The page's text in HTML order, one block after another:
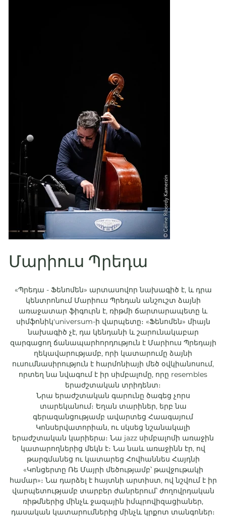
Մարիուս Պրեդա
«Պրեդա - Ֆենոմեն» արտասովոր նախագիծ է, և դրա
կենտրոնում Մարիուս Պրեդան անշուշտ ձայնի
առաջատար ֆիգուրն է, ռիթմի ճարտարապետը և
սիմֆոնիկ'universum-ի վարպետը։ «Ֆենոմեն» միայն
նախագիծ չէ, դա կենդանի և շարունակաբար
զարգացող ճանապարհորդություն է Մարիուս Պրեդայի
ղեկավարությամբ, որի կատարումը ձայնի
ուսումնասիրություն է հարմոնիայի մեծ օվկիանոսում,
որտեղ նա նվագում է իր սիմբալոմը, որը resembles
երաժշտական տրիդենտ։
Նրա երաժշտական ​​գարունը ծագեց չորս
տարեկանում։ Եղան տարիներ, երբ նա
գերազանցությամբ ավարտեց Հաագայում
Կոնսերվատորիան, ու սկսեց նշանակալի
երաժշտական կարիերա։ Նա jazz սիմբալոմի առաջին
կատարողներից մեկն է։ Նա նաև առաջինն էր, ով
թարգմանեց ու կատարեց Հովհաննես Հայդնի
«Կոնցերտը Ռե Մայրի մեծությամբ՝ թավջութակի
համար»։ Նա դարձել է հայտնի արտիստ, ով նշվում է իր
վարպետությամբ տարբեր ժանրերում՝ ժողովրդական
ռիթմներից մինչև ջազային իմպրովիզացիաներ,
դասական կատարումներից մինչև կրքոտ տանգոներ։